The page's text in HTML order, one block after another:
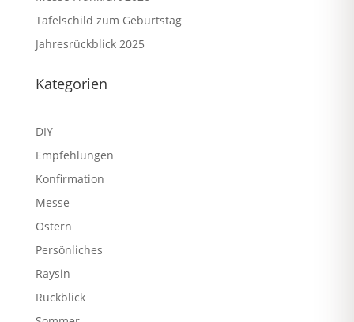
Tafelschild zum Geburtstag
Jahresrückblick 2025
Kategorien
DIY
Empfehlungen
Konfirmation
Messe
Ostern
Persönliches
Raysin
Rückblick